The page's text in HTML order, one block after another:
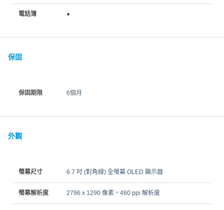
電話簿 ●
保固
保固期限 6個月
外觀
螢幕尺寸 6.7 吋 (對角線) 全螢幕 OLED 顯示器
螢幕解析度 2796 x 1290 像素，460 ppi 解析度